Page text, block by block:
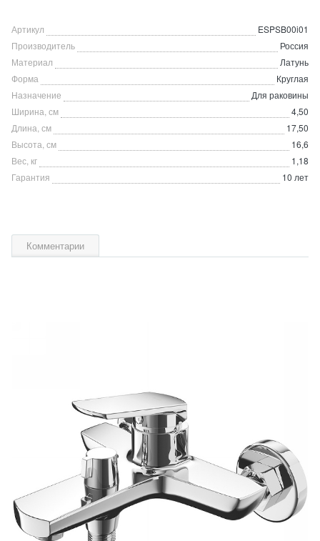
Артикул
ESPSB00i01
Производитель
Россия
Материал
Латунь
Форма
Круглая
Назначение
Для раковины
Ширина, см
4,50
Длина, см
17,50
Высота, см
16,6
Вес, кг
1,18
Гарантия
10 лет
Комментарии